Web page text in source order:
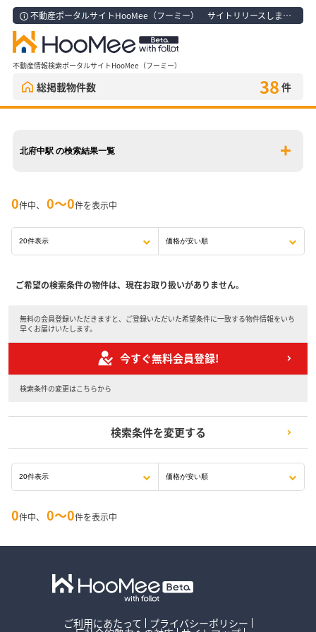
不動産ポータルサイトHooMee（フーミー） サイトリリースしました！
不動産情報検索ポータルサイトHooMee（フーミー）
総掲載物件数 38 件
北府中駅 の検索結果一覧
0件中、 0〜0件を表示中
ご希望の検索条件の物件は、現在お取り扱いがありません。
無料の会員登録いただきますと、ご登録いただいた希望条件に一致する物件情報をいち
早くお届けいたします。
今すぐ無料会員登録!
検索条件の変更はこちらから
検索条件を変更する
0件中、 0〜0件を表示中
ご利用にあたって プライバシーポリシー